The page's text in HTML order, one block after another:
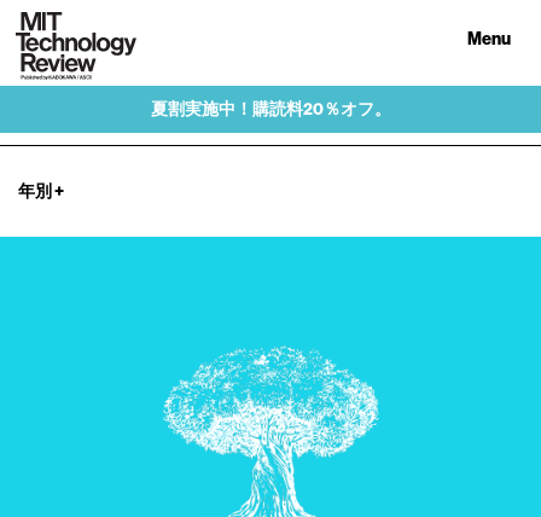
Menu
夏割実施中！購読料20％オフ。
年別 +